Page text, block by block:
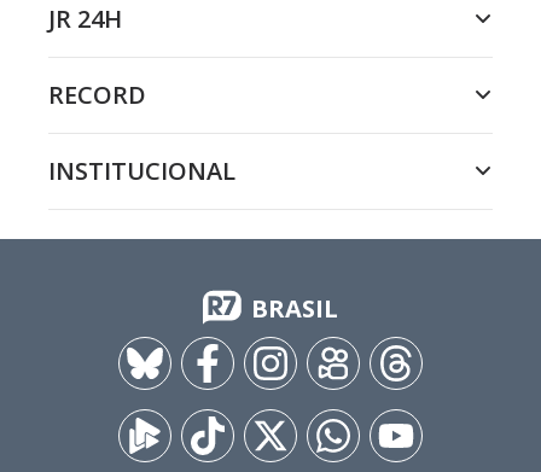
JR 24H
RECORD
INSTITUCIONAL
BRASIL